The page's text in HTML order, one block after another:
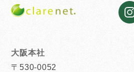
大阪本社
〒530-0052